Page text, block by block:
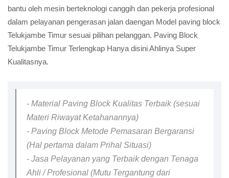
bantu oleh mesin berteknologi canggih dan pekerja profesional
dalam pelayanan pengerasan jalan daengan Model paving block
Telukjambe Timur sesuai pilihan pelanggan. Paving Block
Telukjambe Timur Terlengkap Hanya disini Ahlinya Super
Kualitasnya.
- Material Paving Block Kualitas Terbaik (sesuai
Materi Riwayat Ketahanannya)
- Paving Block Metode Pemasaran Bergaransi
(Hal pertama dalam Prihal Situasi)
- Jasa Pelayanan yang Terbaik dengan Tenaga
Ahli / Profesional (Mutu Tergantung dari